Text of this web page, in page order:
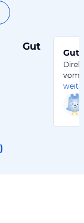
Gut
vom
)